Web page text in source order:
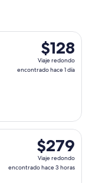
$128
Viaje
redondo,
$128
Viaje redondo
encontrado hace 1 día
salida el dom, 4
$279
Viaje
redondo,
$279
Viaje redondo
encontrado hace 3 horas
el mar, 8 sept.